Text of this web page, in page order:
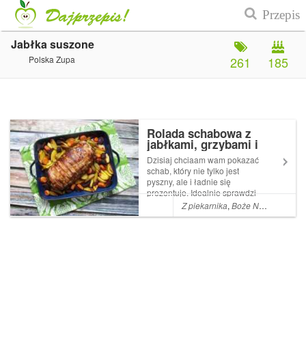
Jabłka suszone
Polska Zupa 185
261
Rolada schabowa z
jabłkami, grzybami i
jarmużem
Dzisiaj chciaam wam pokazać
schab, który nie tylko jest
pyszny, ale i ładnie się
prezentuje. Idealnie sprawdzi
się na rodzinnym obiedzie,
dużej imprezie, a jeśli coś
Z piekarnika,Boże Narodzenie